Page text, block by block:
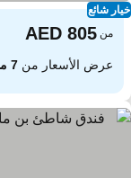
شائع
من
عرض الأسعار من7 مواقع